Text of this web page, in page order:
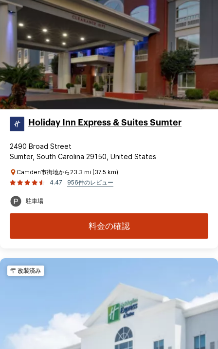
Holiday Inn Express & Suites Sumter
2490 Broad Street
Sumter, South Carolina 29150, United States
Camden市街地から23.3 mi (37.5 km)
4.47
956件のレビュー
駐車場
料金の確認
改装済み